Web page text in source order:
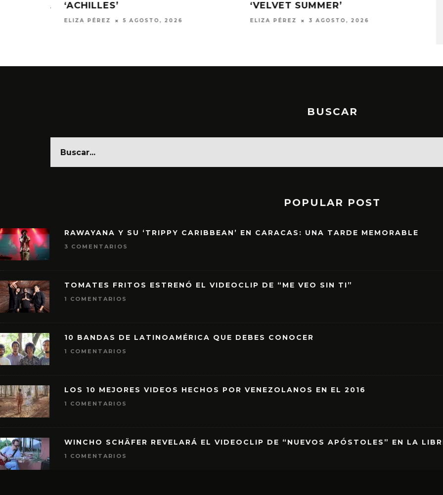
‘VELVET SUMMER’
ELIZA PÉREZ 3 AGOSTO, 2026
LOS GRAMMY 2027
ELIZA PÉREZ 30 JULIO, 2026
CON ‘ALONSO’
BUSCAR
POPULAR POST
RAWAYANA Y SU ‘TRIPPY CARIBBEAN’ EN CARACAS: UNA TARDE MEMORABLE
3 COMENTARIOS
TOMATES FRITOS ESTRENÓ EL VIDEOCLIP DE “ME VEO SIN TI”
1 COMENTARIOS
10 BANDAS DE LATINOAMÉRICA QUE DEBES CONOCER
1 COMENTARIOS
LOS 10 MEJORES VIDEOS HECHOS POR VENEZOLANOS EN EL 2016
1 COMENTARIOS
WINCHO SCHÄFER REVELARÁ EL VIDEOCLIP DE “NUEVOS APÓSTOLES” EN LA
1 COMENTARIOS